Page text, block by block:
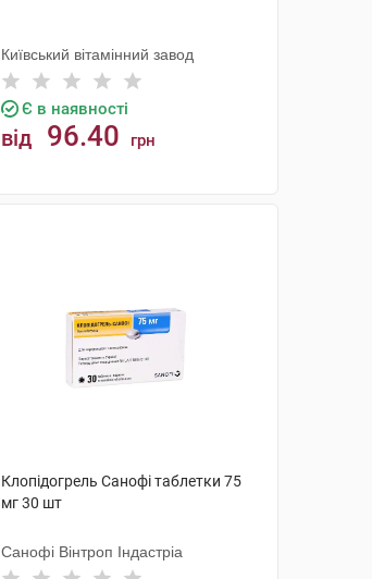
Київський вітамінний завод
Є в наявності
від 96.40 грн
Клопідогрель Санофі таблетки 75
мг 30 шт
Санофі Вінтроп Індастріа